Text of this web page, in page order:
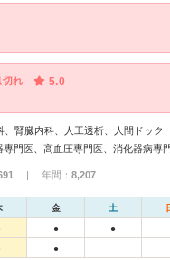
切れ 5.0
腎臓内科、人工透析、人間ドック
| 年間： 8,207
金 土
● ●
●